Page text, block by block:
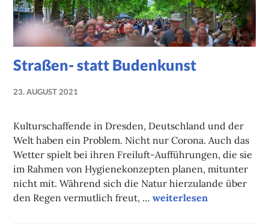
Straßen- statt Budenkunst
23. AUGUST 2021
Kulturschaffende in Dresden, Deutschland und der
Welt haben ein Problem. Nicht nur Corona. Auch das
Wetter spielt bei ihren Freiluft-Aufführungen, die sie
im Rahmen von Hygienekonzepten planen, mitunter
nicht mit. Während sich die Natur hierzulande über
den Regen vermutlich freut, …Straßen- statt
weiterlesen